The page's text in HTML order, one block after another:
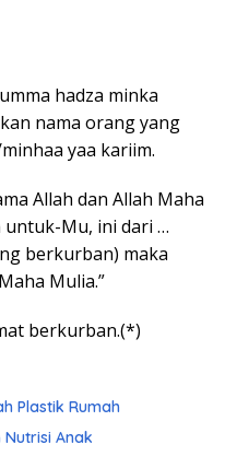
hadza minka
nama orang yang
yaa kariim.
Allah dan Allah Maha
untuk-Mu, ini dari …
berkurban) maka
Mulia.”
berkurban.(*)
Plastik Rumah
Nutrisi Anak